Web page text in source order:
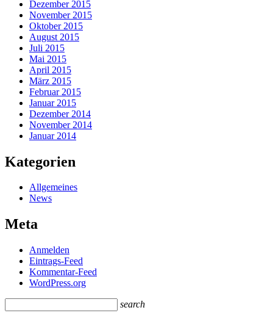
Dezember 2015
November 2015
Oktober 2015
August 2015
Juli 2015
Mai 2015
April 2015
März 2015
Februar 2015
Januar 2015
Dezember 2014
November 2014
Januar 2014
Kategorien
Allgemeines
News
Meta
Anmelden
Eintrags-Feed
Kommentar-Feed
WordPress.org
search